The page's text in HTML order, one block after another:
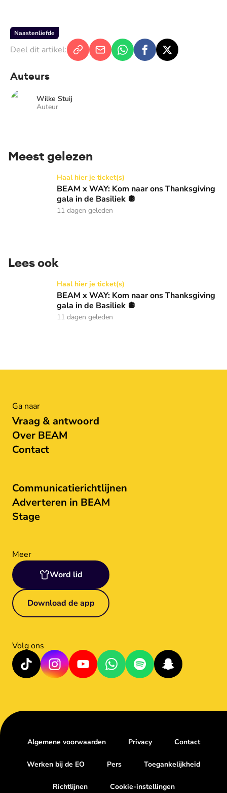
Naastenliefde
Deel dit artikel:
Auteurs
Wilke Stuij
Auteur
Meest gelezen
BEAM x WAY: Kom naar ons Thanksgiving gala in de
Haal hier je ticket(s)
BEAM x WAY: Kom naar ons Thanksgiving
gala in de Basiliek 🪩
11 dagen geleden
Lees ook
BEAM x WAY: Kom naar ons Thanksgiving gala in de
Haal hier je ticket(s)
BEAM x WAY: Kom naar ons Thanksgiving
gala in de Basiliek 🪩
11 dagen geleden
Ga naar
Vraag & antwoord
Over BEAM
Contact
Communicatierichtlijnen
Adverteren in BEAM
Stage
Meer
Word lid
Download de app
Volg ons
Algemene voorwaarden Privacy Contact
Werken bij de EO Pers Toegankelijkheid
Richtlijnen Cookie-instellingen